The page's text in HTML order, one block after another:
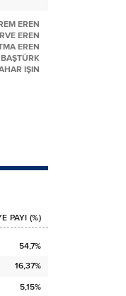
EREN
EREN
EREN
IŞIN
PAYI (%)
54,7%
16,37%
5,15%